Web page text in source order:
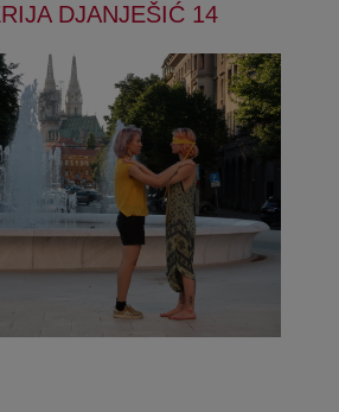
authors
DJANJEŠIĆ 14